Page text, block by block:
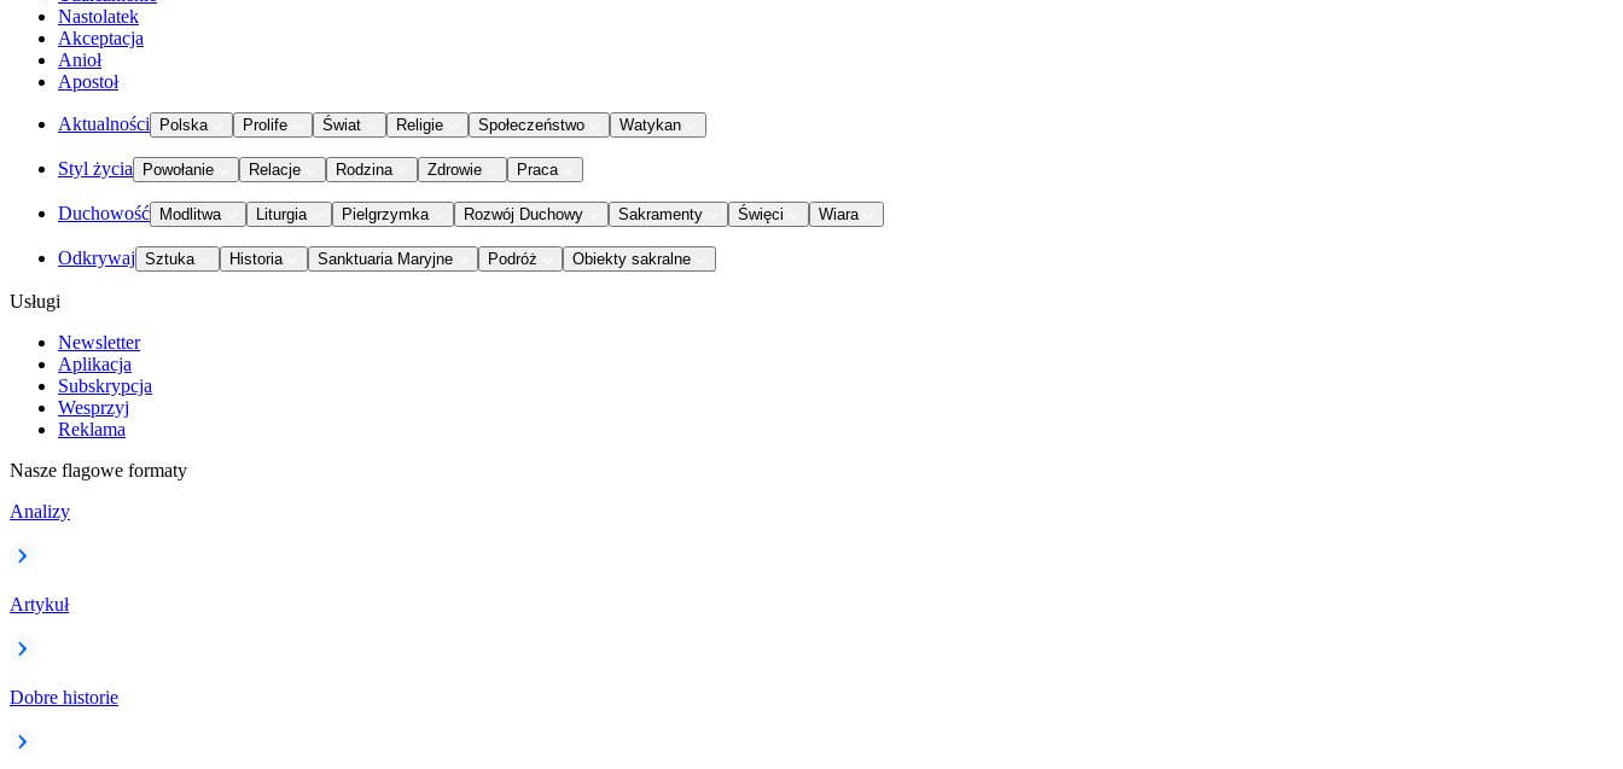
Nastolatek
Akceptacja
Anioł
Apostoł
Aktualności Polska Prolife Świat Religie Społeczeństwo Watykan
Styl życia Powołanie Relacje Rodzina Zdrowie Praca
Duchowość Modlitwa Liturgia Pielgrzymka Rozwój Duchowy Sakramenty Święci Wiara
Odkrywaj Sztuka Historia Sanktuaria Maryjne Podróż Obiekty sakralne
Usługi
Newsletter
Aplikacja
Subskrypcja
Wesprzyj
Reklama
Nasze flagowe formaty
Analizy
Artykuł
Dobre historie